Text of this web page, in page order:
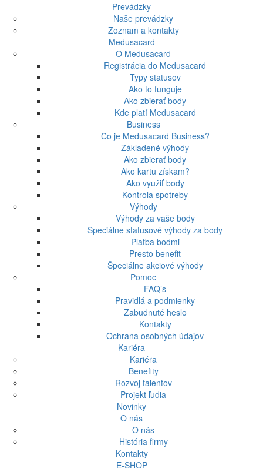
Prevádzky
Naše prevádzky
Zoznam a kontakty
Medusacard
O Medusacard
Registrácia do Medusacard
Typy statusov
Ako to funguje
Ako zbierať body
Kde platí Medusacard
Business
Čo je Medusacard Business?
Základené výhody
Ako zbierať body
Ako kartu získam?
Ako využiť body
Kontrola spotreby
Výhody
Výhody za vaše body
Špeciálne statusové výhody za body
Platba bodmi
Presto benefit
Špeciálne akciové výhody
Pomoc
FAQ’s
Pravidlá a podmienky
Zabudnuté heslo
Kontakty
Ochrana osobných údajov
Kariéra
Kariéra
Benefity
Rozvoj talentov
Projekt ľudia
Novinky
O nás
O nás
História firmy
Kontakty
E-SHOP